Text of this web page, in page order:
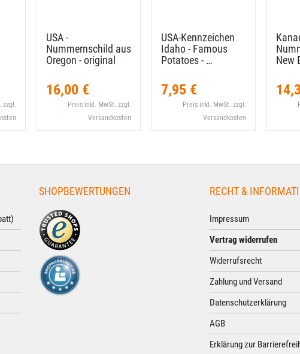
zzgl.
USA -
Nummernschild aus
Oregon - original
16,00 €
Preis inkl. MwSt. zzgl.
Versandkosten
USA-​Kennzeichen
Idaho - Famous
Potatoes - …
7,95 €
Preis inkl. MwSt. zzgl.
Versandkosten
New
SHOPBEWERTUNGEN RECHT &
Impressum
Vertrag widerrufen
Widerrufsrecht
Zahlung und Versand
Datenschutzerklärung
AGB
Erklärung zur